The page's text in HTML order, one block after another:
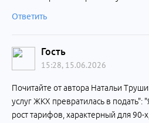
Ответить
Гость
15:28, 15.06.2026
Почитайте от автора Натальи
услуг ЖКХ превратилась в подать":
рост тарифов, характерный для